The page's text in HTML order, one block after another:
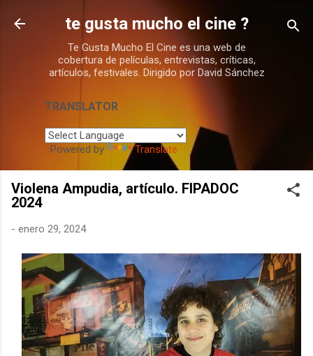
Ir al contenido principal
te gusta mucho el cine ?
Te Gusta Mucho El Cine es una web de
cobertura de películas, entrevistas, críticas,
artículos, festivales. Dirigido por David Sánchez
TRANSLATOR
Powered by Translate
Violena Ampudia, artículo. FIPADOC
2024
- enero 29, 2024